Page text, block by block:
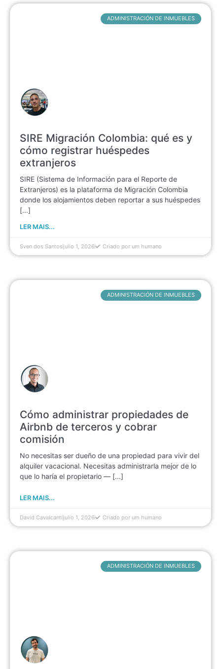
SIRE Migración Colombia: qué es y
cómo registrar huéspedes
extranjeros
SIRE (Sistema de Información para el Reporte de
Extranjeros) es la plataforma de Migración Colombia
donde los alojamientos deben reportar a sus huéspedes
[...]
LER MAIS...
ADMINISTRACIÓN DE INMUEBLES
Sven dos Santos julio 1, 2026 Criado por um humano
Cómo administrar propiedades de
Airbnb de terceros y cobrar
comisión
No necesitas ser dueño de una propiedad para vivir del
alquiler vacacional. Necesitas administrarla mejor de lo
que lo haría el propietario — [...]
LER MAIS...
ADMINISTRACIÓN DE INMUEBLES
David Cavalcanti julio 1, 2026 Criado por um humano
ADMINISTRACIÓN DE INMUEBLES